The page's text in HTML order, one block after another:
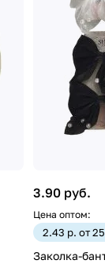
3.90 руб.
Цена оптом:
2.43 р. от
Заколка-